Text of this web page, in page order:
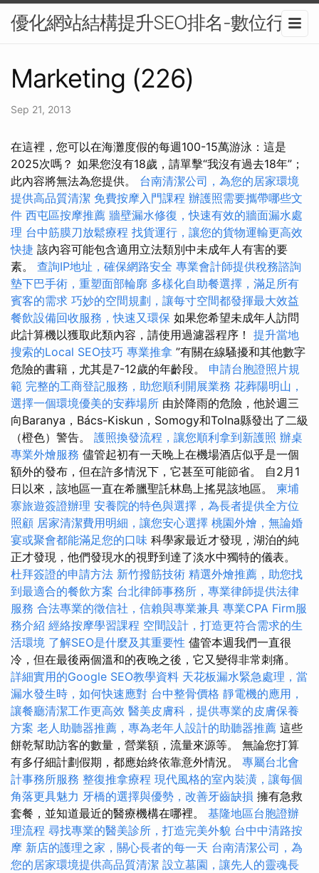
優化網站結構提升SEO排名-數位行銷
Marketing (226)
Sep 21, 2013
在這裡，您可以在海灘度假的每週100-15萬游泳：這是
2025次嗎？ 如果您沒有18歲，請單擊“我沒有過去18年”；
此內容將無法為您提供。 台南清潔公司，為您的居家環境
提供高品質清潔 免費按摩入門課程 辦護照需要攜帶哪些文
件 西屯區按摩推薦 牆壁漏水修復，快速有效的牆面漏水處
理 台中筋膜刀放鬆療程 找貨運行，讓您的貨物運輸更高效
快捷 該內容可能包含適用立法類別中未成年人有害的要
素。 查詢IP地址，確保網路安全 專業會計師提供稅務諮詢
墊下巴手術，重塑面部輪廓 多樣化自助餐選擇，滿足所有
賓客的需求 巧妙的空間規劃，讓每寸空間都發揮最大效益
餐飲設備回收服務，快速又環保 如果您希望未成年人訪問
此計算機以獲取此類內容，請使用過濾器程序！ 提升當地
搜索的Local SEO技巧 專業推拿 ”有關在線騷擾和其他數字
危險的書籍，尤其是7-12歲的年齡段。 申請台胞證照片規
範 完整的工商登記服務，助您順利開展業務 花葬陽明山，
選擇一個環境優美的安葬場所 由於降雨的危險，他於週三
向Baranya，Bács-Kiskun，Somogy和Tolna縣發出了二級
（橙色）警告。 護照換發流程，讓您順利拿到新護照 辦桌
專業外燴服務 儘管起初有一天晚上在機場酒店似乎是一個
額外的發布，但在許多情況下，它甚至可能節省。 自2月1
日以來，該地區一直在希臘聖託林島上搖晃該地區。 柬埔
寨旅遊簽證辦理 安養院的特色與選擇，為長者提供全方位
照顧 居家清潔費用明細，讓您安心選擇 桃園外燴，無論婚
宴或聚會都能滿足您的口味 科學家最近才發現，湖泊的純
正才發現，他們發現水的視野到達了淡水中獨特的儀表。
杜拜簽證的申請方法 新竹撥筋技術 精選外燴推薦，助您找
到最適合的餐飲方案 台北律師事務所，專業律師提供法律
服務 合法專業的徵信社，信賴與專業兼具 專業CPA Firm服
務介紹 經絡按摩學習課程 空間設計，打造更符合需求的生
活環境 了解SEO是什麼及其重要性 儘管本週我們一直很
冷，但在最後兩個溫和的夜晚之後，它又變得非常刺痛。
詳細實用的Google SEO教學資料 天花板漏水緊急處理，當
漏水發生時，如何快速應對 台中整骨價格 靜電機的應用，
讓餐廳清潔工作更高效 醫美皮膚科，提供專業的皮膚保養
方案 老人助聽器推薦，專為老年人設計的助聽器推薦 這些
餅乾幫助訪客的數量，營業額，流量來源等。 無論您打算
有多仔細計劃假期，都應始終依靠意外情況。 專屬台北會
計事務所服務 整復推拿療程 現代風格的室內裝潢，讓每個
角落更具魅力 牙橋的選擇與優勢，改善牙齒缺損 擁有急救
套餐，並知道最近的醫療機構在哪裡。 基隆地區台胞證辦
理流程 尋找專業的醫美診所，打造完美外貌 台中中清路按
摩 新店的護理之家，關心長者的每一天 台南清潔公司，為
您的居家環境提供高品質清潔 設立墓園，讓先人的靈魂長